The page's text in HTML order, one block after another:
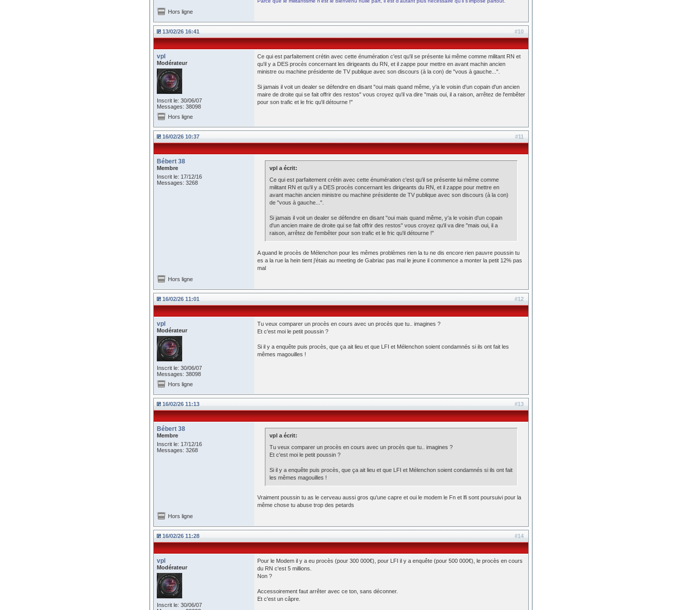
Hors ligne
#10
13/02/26 16:41
vpl
Modérateur
Inscrit le: 30/06/07
Messages: 38098
Ce qui est parfaitement crétin avec cette énumération c'est qu'il se présente lui même comme militant RN et
qu'il y a DES procès concernant les dirigeants du RN, et il zappe pour mettre en avant machin ancien
ministre ou machine présidente de TV publique avec son discours (à la con) de "vous à gauche...".
Si jamais il voit un dealer se défendre en disant "oui mais quand même, y'a le voisin d'un copain d'un ancien
maire de droite qui se fait offrir des restos" vous croyez qu'il va dire "mais oui, il a raison, arrêtez de l'embêter
pour son trafic et le fric qu'il détourne !"
Hors ligne
#11
16/02/26 10:37
Bébert 38
Membre
Inscrit le: 17/12/16
Messages: 3268
vpl a écrit:
Ce qui est parfaitement crétin avec cette énumération c'est qu'il se présente lui même comme
militant RN et qu'il y a DES procès concernant les dirigeants du RN, et il zappe pour mettre en
avant machin ancien ministre ou machine présidente de TV publique avec son discours (à la con)
de "vous à gauche...".
Si jamais il voit un dealer se défendre en disant "oui mais quand même, y'a le voisin d'un copain
d'un ancien maire de droite qui se fait offrir des restos" vous croyez qu'il va dire "mais oui, il a
raison, arrêtez de l'embêter pour son trafic et le fric qu'il détourne !"
A quand le procès de Mélenchon pour les mêmes problèmes rien la tu ne dis encore rien pauvre poussin tu
es a la rue la hein tient j'étais au meeting de Gabriac pas mal le jeune il commence a monter la petit 12% pas
mal
Hors ligne
#12
16/02/26 11:01
vpl
Modérateur
Inscrit le: 30/06/07
Messages: 38098
Tu veux comparer un procès en cours avec un procès que tu.. imagines ?
Et c'est moi le petit poussin ?
Si il y a enquête puis procès, que ça ait lieu et que LFI et Mélenchon soient condamnés si ils ont fait les
mêmes magouilles !
Hors ligne
#13
16/02/26 11:13
Bébert 38
Membre
Inscrit le: 17/12/16
Messages: 3268
vpl a écrit:
Tu veux comparer un procès en cours avec un procès que tu.. imagines ?
Et c'est moi le petit poussin ?
Si il y a enquête puis procès, que ça ait lieu et que LFI et Mélenchon soient condamnés si ils ont fait
les mêmes magouilles !
Vraiment poussin tu as le cerveau aussi gros qu'une capre et oui le modem le Fn et lfi sont poursuivi pour la
même chose tu abuse trop des petards
Hors ligne
#14
16/02/26 11:28
vpl
Modérateur
Inscrit le: 30/06/07
Pour le Modem il y a eu procès (pour 300 000€), pour LFI il y a enquête (pour 500 000€), le procès en cours
du RN c'est 5 millions.
Non ?
Accessoirement faut arrêter avec ce ton, sans déconner.
Et c'est un câpre.